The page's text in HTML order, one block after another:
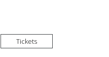
Tickets